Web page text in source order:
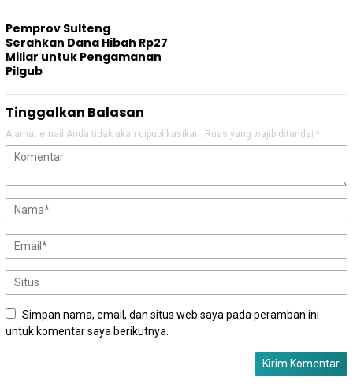
Pemprov Sulteng
Serahkan Dana Hibah Rp27
Miliar untuk Pengamanan
Pilgub
Tinggalkan Balasan
Alamat email Anda tidak akan dipublikasikan. Ruas yang wajib ditandai *
Simpan nama, email, dan situs web saya pada peramban ini
untuk komentar saya berikutnya.